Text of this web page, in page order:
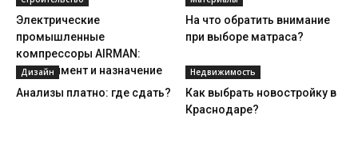
Электрические
промышленные
компрессоры AIRMAN:
ассортимент и назначение
На что обратить внимание
при выборе матраса?
Дизайн
Анализы платно: где сдать?
Недвижимость
Как выбрать новостройку в
Краснодаре?